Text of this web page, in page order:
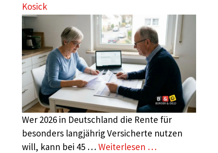
Kosick
Wer 2026 in Deutschland die Rente für
besonders langjährig Versicherte nutzen
will, kann bei 45 … Weiterlesen …